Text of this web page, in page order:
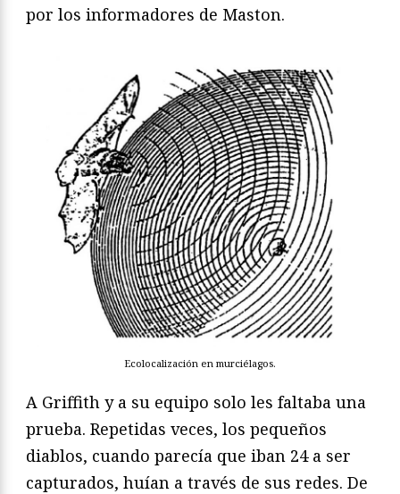
por los informadores de Maston.
Ecolocalización en murciélagos.
A Griffith y a su equipo solo les faltaba una
prueba. Repetidas veces, los pequeños
diablos, cuando parecía que iban 24 a ser
capturados, huían a través de sus redes. De